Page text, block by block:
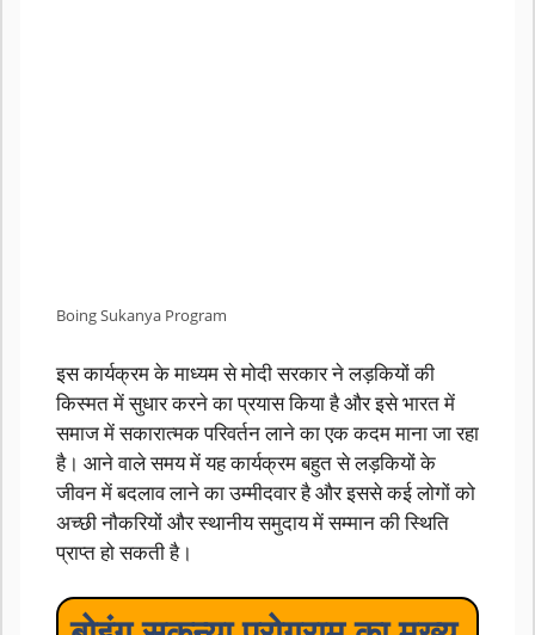
Boing Sukanya Program
इस कार्यक्रम के माध्यम से मोदी सरकार ने लड़कियों की
किस्मत में सुधार करने का प्रयास किया है और इसे भारत में
समाज में सकारात्मक परिवर्तन लाने का एक कदम माना जा रहा
है। आने वाले समय में यह कार्यक्रम बहुत से लड़कियों के
जीवन में बदलाव लाने का उम्मीदवार है और इससे कई लोगों को
अच्छी नौकरियों और स्थानीय समुदाय में सम्मान की स्थिति
प्राप्त हो सकती है।